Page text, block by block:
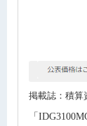
掲載誌：積算
「